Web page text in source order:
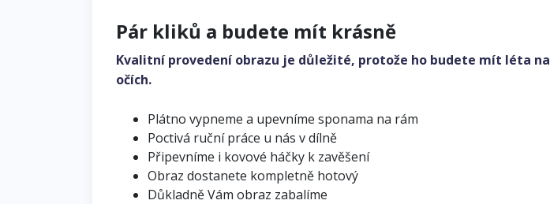
Pár kliků a budete mít krásně
Kvalitní provedení obrazu je důležité, protože ho budete mít léta na
očích.
Plátno vypneme a upevníme sponama na rám
Poctivá ruční práce u nás v dílně
Připevníme i kovové háčky k zavěšení
Obraz dostanete kompletně hotový
Důkladně Vám obraz zabalíme